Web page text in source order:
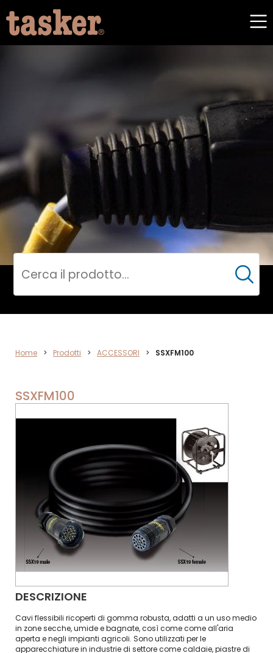
ACCESSORI
Cerca
Home > Prodotti > ACCESSORI > SSXFM100
SSXFM100
DESCRIZIONE
Cavi flessibili ricoperti di gomma robusta, adatti a un uso medio
in zone secche, umide e bagnate, così come come all'aria
aperta e negli impianti agricoli. Sono utilizzati per le
apparecchiature in industrie di settore come caldaie, piastre di